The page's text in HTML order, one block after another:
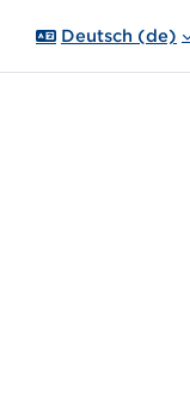
Deutsch ‎(de)‎